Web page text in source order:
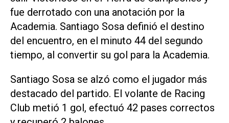
fue derrotado con una anotación por la
Academia. Santiago Sosa definió el destino
del encuentro, en el minuto 44 del segundo
tiempo, al convertir su gol para la Academia.
Santiago Sosa se alzó como el jugador más
destacado del partido. El volante de Racing
Club metió 1 gol, efectuó 42 pases correctos